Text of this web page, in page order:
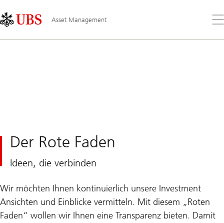
Links
Area
Asset Management
Sie
Der Rote Faden
Ideen, die verbinden
Wir möchten Ihnen kontinuierlich unsere Investment
Ansichten und Einblicke vermitteln. Mit diesem „Roten
Faden“ wollen wir Ihnen eine Transparenz bieten. Damit